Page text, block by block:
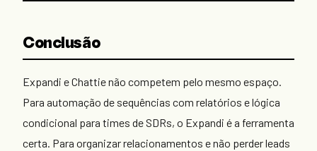
Conclusão
Expandi e Chattie não competem pelo mesmo espaço.
Para automação de sequências com relatórios e lógica
condicional para times de SDRs, o Expandi é a ferramenta
certa. Para organizar relacionamentos e não perder leads